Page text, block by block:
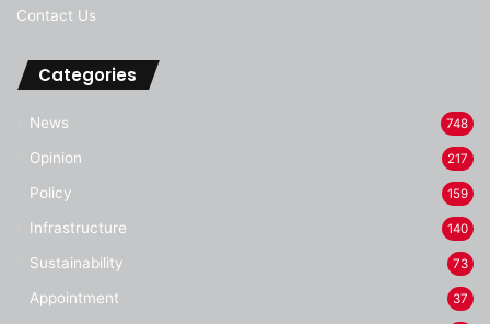
Contact Us
Categories
News 748
Opinion 217
Policy 159
Infrastructure 140
Sustainability 73
Appointment 37